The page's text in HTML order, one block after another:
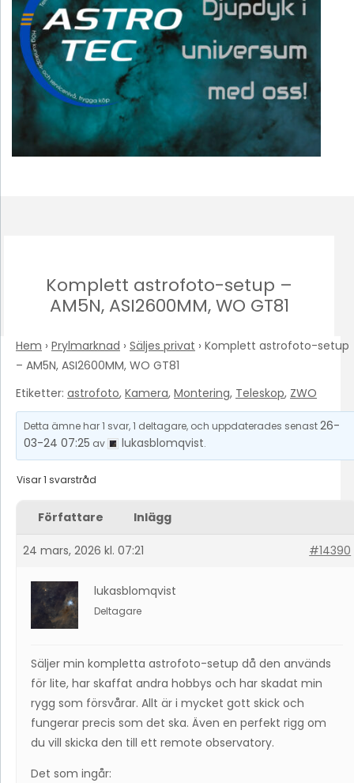
Komplett astrofoto-setup –
AM5N, ASI2600MM, WO GT81
Hem › Prylmarknad › Säljes privat › Komplett astrofoto-setup
– AM5N, ASI2600MM, WO GT81
Etiketter: astrofoto, Kamera, Montering, Teleskop, ZWO
Detta ämne har 1 svar, 1 deltagare, och uppdaterades senast26-
03-24 07:25 av lukasblomqvist.
Visar 1 svarstråd
Författare Inlägg
24 mars, 2026 kl. 07:21 #14390
lukasblomqvist
Deltagare
Säljer min kompletta astrofoto-setup då den används
för lite, har skaffat andra hobbys och har skadat min
rygg som försvårar. Allt är i mycket gott skick och
fungerar precis som det ska. Även en perfekt rigg om
du vill skicka den till ett remote observatory.
Det som ingår: